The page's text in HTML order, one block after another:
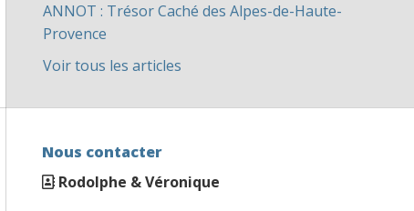
ANNOT : Trésor Caché des Alpes-de-Haute-
Provence
Voir tous les articles
Nous contacter
Rodolphe & Véronique